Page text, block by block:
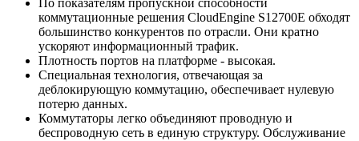
коммутационные решения CloudEngine S12700E обходят
большинство конкурентов по отрасли. Они кратно
ускоряют информационный трафик.
Плотность портов на платформе - высокая.
Специальная технология, отвечающая за
деблокирующую коммутацию, обеспечивает нулевую
потерю данных.
Коммутаторы легко объединяют проводную и
беспроводную сеть в единую структуру. Обслуживание